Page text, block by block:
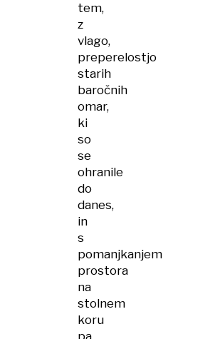
tem,
z
vlago,
preperelostjo
starih
baročnih
omar,
ki
so
se
ohranile
do
danes,
in
s
pomanjkanjem
prostora
na
stolnem
koru